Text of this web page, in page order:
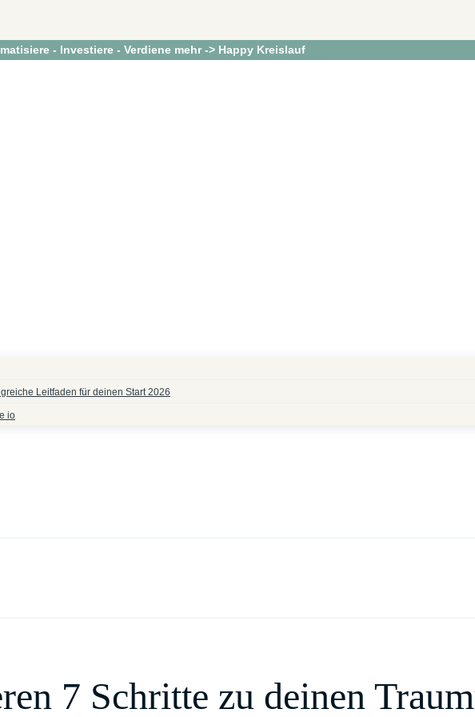
- Investiere - Verdiene mehr -> Happy Kreislauf
Leitfaden für deinen Start 2026
io
7 Schritte zu deinen